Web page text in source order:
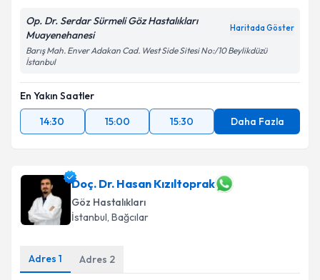
Op. Dr. Serdar Sürmeli Göz Hastalıkları
Muayenehanesi
Haritada Göster
Barış Mah. Enver Adakan Cad. West Side Sitesi No:/10 Beylikdüzü
İstanbul
En Yakın Saatler
14:30
15:00 15:30 Daha Fazla
Doç. Dr. Hasan Kızıltoprak
Göz Hastalıkları
İstanbul, Bağcılar
Adres 1 Adres 2